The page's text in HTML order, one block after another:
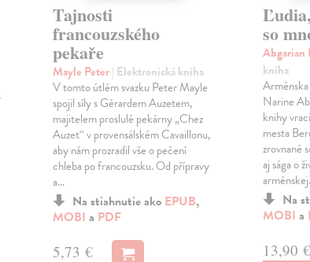
Tajnosti
francouzského
pekaře
Mayle Peter| Elektronická kniha
V tomto útlém svazku Peter Mayle
spojil síly s Gérardem Auzetem,
majitelem proslulé pekárny „Chez
Auzet“ v provensálském Cavaillonu,
aby nám prozradil vše o pečení
chleba po francouzsku. Od přípravy
a…
Na stiahnutie ako EPUB,
MOBI a PDF
5,73 €
so
Abgarian
kniha
Narine
knihy
mesta
zrovnané
aj sága o
Na
MOBI a
13,90 €